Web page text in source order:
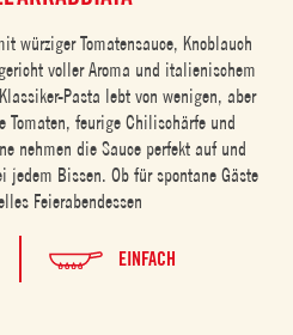
würziger Tomatensauce, Knoblauch
voller Aroma und italienischem
Pasta lebt von wenigen, aber
Tomaten, feurige Chilischärfe und
nehmen die Sauce perfekt auf und
jedem Bissen. Ob für spontane Gäste
Feierabendessen
EINFACH